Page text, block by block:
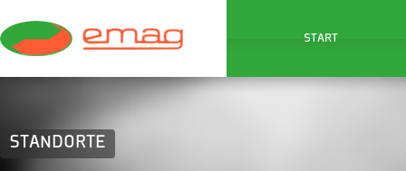
START
STANDORTE